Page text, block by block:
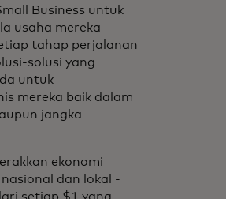
Business untuk
usaha mereka
tahap perjalanan
solusi yang
untuk
mereka baik dalam
jangka
ekonomi
dan lokal -